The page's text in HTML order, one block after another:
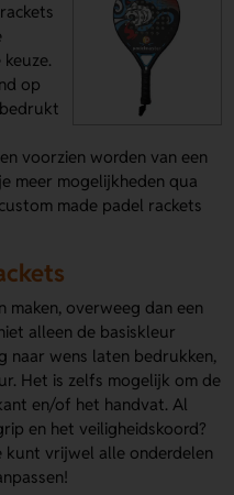
op
voorzien worden van een
meer mogelijkheden qua
made padel rackets
overweeg dan een
alleen de basiskleur
naar wens laten bedrukken,
Het is zelfs mogelijk om de
en/of het handvat. Al
en het veiligheidskoord?
kunt vrijwel alle onderdelen